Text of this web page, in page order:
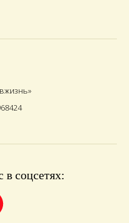
в соцсетях: